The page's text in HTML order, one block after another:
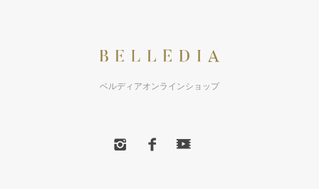
ベルディアオンラインショップ